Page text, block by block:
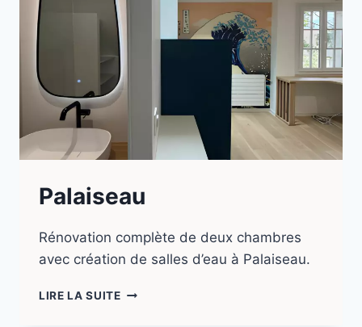
Palaiseau
Rénovation complète de deux chambres
avec création de salles d’eau à Palaiseau.
LIRE LA SUITE